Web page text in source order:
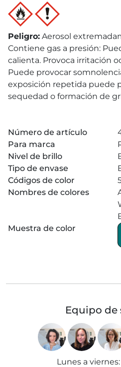
Peligro: Aerosol
Contiene gas a presión:
calienta. Provoca irritación
Puede provocar
exposición repetida puede
sequedad o formación de
Número de artículo
Para marca
Nivel de brillo
Tipo de envase
Códigos de color
Nombres de colores
Muestra de color
Equipo de
Lunes a viernes: